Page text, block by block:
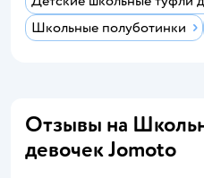
Школьные полуботинки
Отзывы на
девочек Jomoto